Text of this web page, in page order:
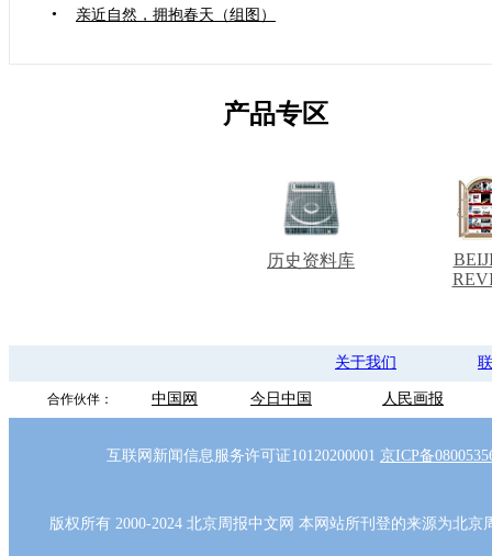
•
亲近自然，拥抱春天（组图）
产品专区
历史资料库
关于我们
合作伙伴： 中国网 今日中国 人民画报
互联网新闻信息服务许可证10120200001 京ICP备
版权所有 2000-2024 北京周报中文网 本网站所刊登的来源为北